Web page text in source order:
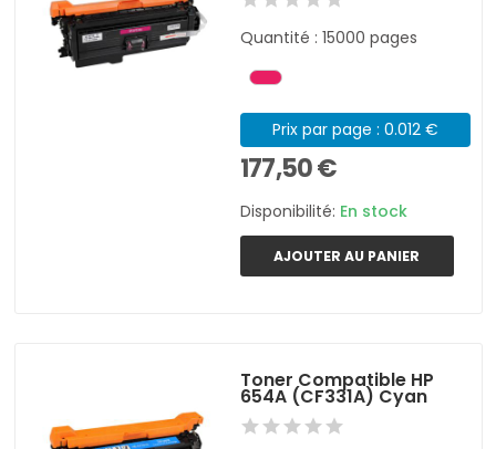
Quantité : 15000 pages
Prix par page : 0.012 €
177,50 €
Disponibilité: En stock
AJOUTER AU PANIER
Toner Compatible HP
654A (CF331A) Cyan